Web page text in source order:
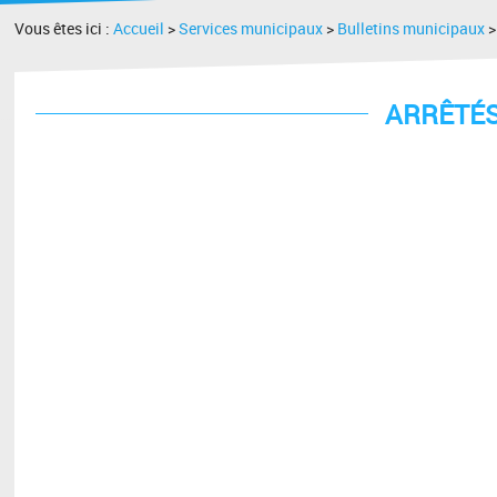
Vous êtes ici :Accueil >Services municipaux > Bulletins municipaux